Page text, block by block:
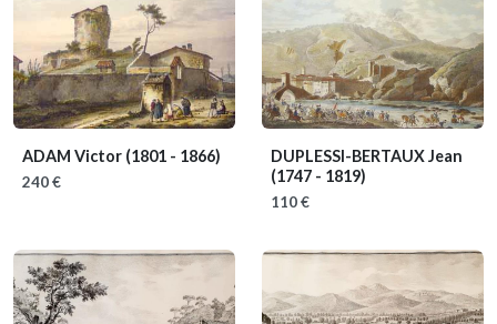
ADAM Victor (1801 - 1866)
240 €
DUPLESSI-BERTAUX Jean
(1747 - 1819)
110 €